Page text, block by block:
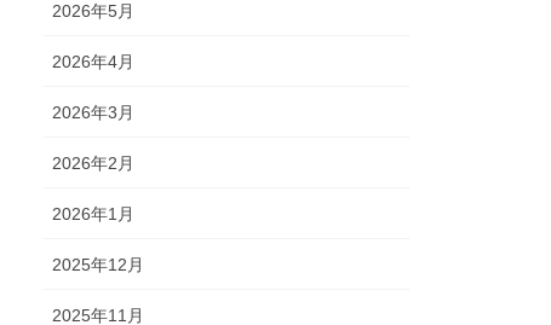
2026年5月
2026年4月
2026年3月
2026年2月
2026年1月
2025年12月
2025年11月